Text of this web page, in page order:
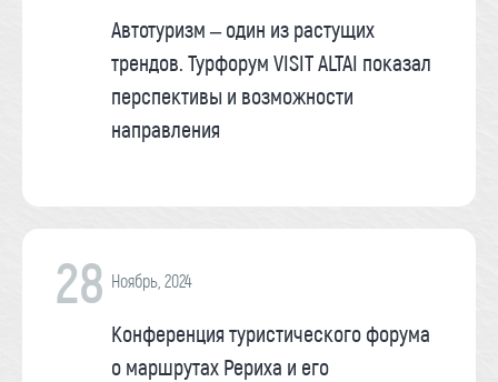
Автотуризм – один из растущих
трендов. Турфорум VISIT ALTAI показал
перспективы и возможности
направления
28 Ноябрь, 2024
Конференция туристического форума
о маршрутах Рериха и его